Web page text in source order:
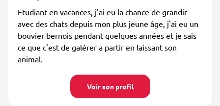
Etudiant en vacances, j'ai eu la chance de grandir
avec des chats depuis mon plus jeune âge, j'ai eu un
bouvier bernois pendant quelques années et je sais
ce que c'est de galérer a partir en laissant son
animal.
Voir son profil